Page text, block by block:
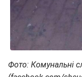
Фото: Комунальні